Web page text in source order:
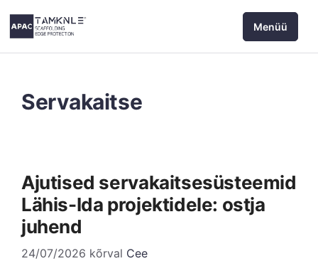
sisukord
Menüü
Servakaitse
Ajutised servakaitsesüsteemid
Lähis-Ida projektidele: ostja
juhend
24/07/2026 kõrval Cee